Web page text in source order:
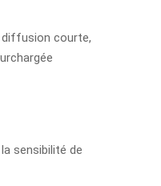
diffusion courte,
sensibilité de